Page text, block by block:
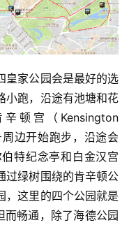
皇家公园会是最好的选
小跑，沿途有池塘和花
顿宫（Kensington
边开始跑步，沿途会
特纪念亭和白金汉宫
过绿树围绕的肯辛顿公
，这里的四个公园就是
而畅通，除了海德公园